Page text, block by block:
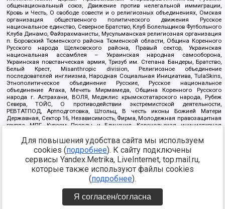
общенациональный союз, Движение против нелегальной иммиграции,
Кровь и Честь, О свободе совести и о религиозных объединениях, Омская
организация общественного политического движения Русское
национальное единство, Северное Братство, Клуб Болельщиков Футбольного
Клуба Динамо, Файзрахманисты, Мусульманская религиозная организация
п. Боровский Тюменского района Тюменской области, Община Коренного
Русского народа Щелковского района, Правый сектор, Украинская
национальная ассамблея – Украинская народная самооборона,
Украинская повстанческая армия, Тризуб им. Степана Бандеры, Братство,
Белый Крест, Misanthropic division, Религиозное объединение
последователей инглиизма, Народная Социальная Инициатива, TulaSkins,
Этнополитическое объединение Русские, Русское национальное
объединение Атака, Мечеть Мирмамеда, Община Коренного Русского
народа г. Астрахани, ВОЛЯ, Меджлис крымскотатарского народа, Рубеж
Севера, ТОЙС, О противодействии экстремистской деятельности,
РЕВТАТПОД, Артподготовка, Штольц, В честь иконы Божией Матери
Державная, Сектор 16, Независимость, Фирма, Молодежная правозащитная
группа МПГ, Курсом Правды и Единения, Каракольская инициативная
Благотворительный пансионат Ак Умут, Русская республика Русь,
Арестантское уголовное единство, Башкорт, Нация и свобода, W.H.С., Фалунь
Дафа, Иртыш Ultras, Русский Патриотический клуб-Новокузнецк/РПК,
Сибирский державный союз, Фонд борьбы с коррупцией, Фонд защиты прав
граждан, Штабы Навального, Совет граждан СССР Прикубанского округа г.
https://minjust.gov.ru/ru/documents/7822/
Для повышения удобства сайта мы используем
cookies (подробнее). К сайту подключены
сервисы Yandex.Metrika, LiveInternet, top.mail.ru,
которые также используют файлы cookies
(подробнее).
Я согласен/согласна